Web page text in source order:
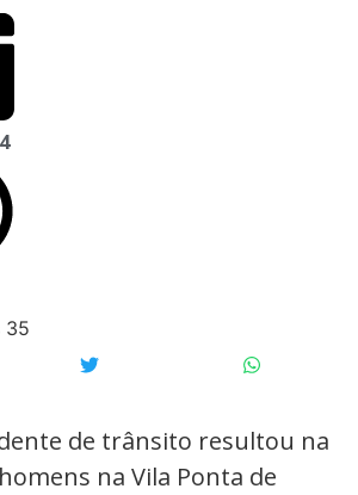
35
de trânsito resultou na
na Vila Ponta de